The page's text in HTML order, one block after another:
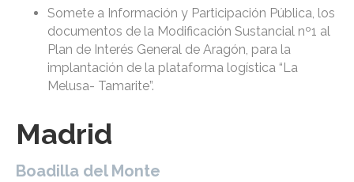
Somete a Información y Participación Pública, los
documentos de la Modificación Sustancial nº1 al
Plan de Interés General de Aragón, para la
implantación de la plataforma logística “La
Melusa- Tamarite”.
Madrid
Boadilla del Monte